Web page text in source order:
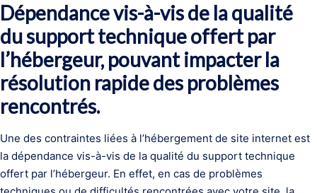
Dépendance vis-à-vis de la qualité
du support technique offert par
l’hébergeur, pouvant impacter la
résolution rapide des problèmes
rencontrés.
Une des contraintes liées à l’hébergement de site internet est
la dépendance vis-à-vis de la qualité du support technique
offert par l’hébergeur. En effet, en cas de problèmes